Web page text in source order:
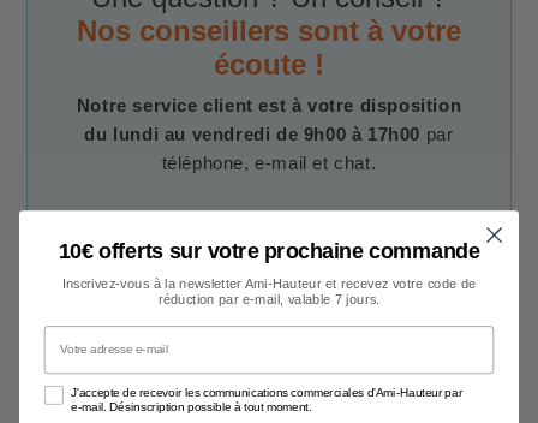
Nos conseillers sont à votre
écoute !
Notre service client est à votre disposition
du lundi au vendredi de 9h00 à 17h00 par
téléphone, e-mail et chat.
Contacter un conseiller
10€ offerts sur votre prochaine commande
Inscrivez-vous à la newsletter Ami-Hauteur et recevez votre code de
réduction par e-mail, valable 7 jours.
Votre adresse e-mail
J'accepte de recevoir les communications commerciales d'Ami-Hauteur par
e-mail. Désinscription possible à tout moment.